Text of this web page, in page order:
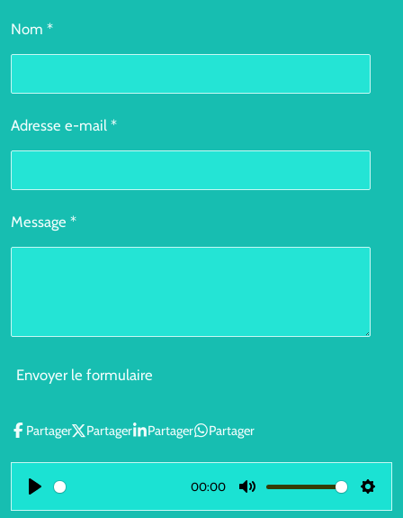
Nom *
Adresse e-mail *
Message *
Envoyer le formulaire
Partager Partager Partager Partager
P
00:00
M
S